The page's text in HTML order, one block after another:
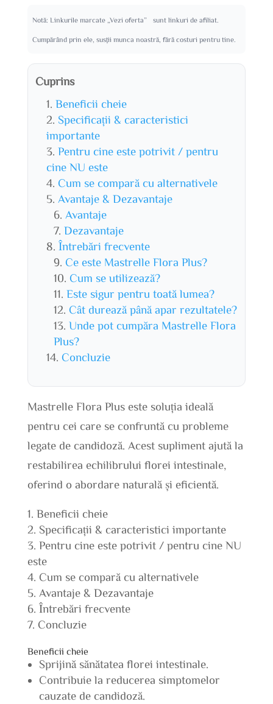
Notă: Linkurile marcate „Vezi oferta” sunt linkuri de afiliat.
Cumpărând prin ele, susții munca noastră, fără costuri pentru tine.
Cuprins
Beneficii cheie
Specificații & caracteristici
importante
Pentru cine este potrivit / pentru
cine NU este
Cum se compară cu alternativele
Avantaje & Dezavantaje
Avantaje
Dezavantaje
Întrebări frecvente
Ce este Mastrelle Flora Plus?
Cum se utilizează?
Este sigur pentru toată lumea?
Cât durează până apar rezultatele?
Unde pot cumpăra Mastrelle Flora
Plus?
Concluzie
Mastrelle Flora Plus este soluția ideală
pentru cei care se confruntă cu probleme
legate de candidoză. Acest supliment ajută la
restabilirea echilibrului florei intestinale,
oferind o abordare naturală și eficientă.
Beneficii cheie
Specificații & caracteristici importante
Pentru cine este potrivit / pentru cine NU
este
Cum se compară cu alternativele
Avantaje & Dezavantaje
Întrebări frecvente
Concluzie
Beneficii cheie
Sprijină sănătatea florei intestinale.
Contribuie la reducerea simptomelor
cauzate de candidoză.